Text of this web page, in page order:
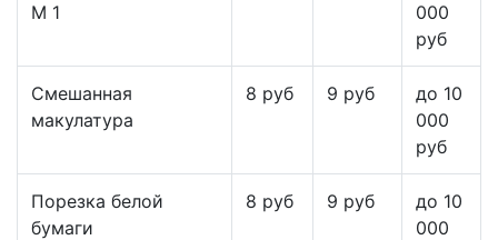
М 1
000
руб
Смешанная
макулатура
8 руб 9 руб
до 10
000
руб
Порезка белой
бумаги
8 руб 9 руб
до 10
000